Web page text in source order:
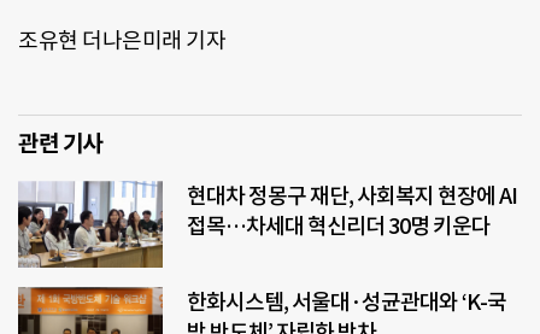
조유현 더나은미래 기자
관련 기사
현대차 정몽구 재단, 사회복지 현장에 AI
접목…차세대 혁신리더 30명 키운다
한화시스템, 서울대·성균관대와 ‘K-국